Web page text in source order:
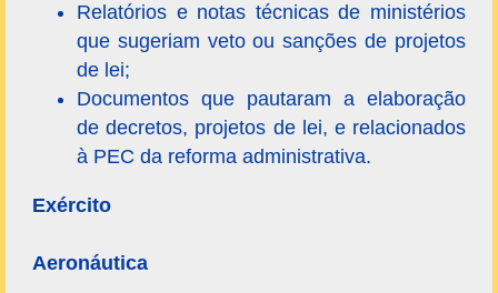
Relatórios e notas técnicas de ministérios
que sugeriam veto ou sanções de projetos
de lei;
Documentos que pautaram a elaboração
de decretos, projetos de lei, e relacionados
à PEC da reforma administrativa.
Exército
Aeronáutica